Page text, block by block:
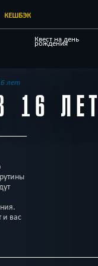
КЕШБЭК
Квест на день
рождения
Блог
лет
16 ЛЕТ
и вас